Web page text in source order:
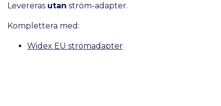
Levereras utan ström-adapter.
Komplettera med:
Widex EU strömadapter